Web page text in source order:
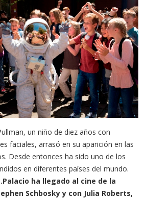
un niño de diez años con
faciales, arrasó en su aparición en las
Desde entonces ha sido uno de los
en diferentes países del mundo.
ha llegado al cine de la
Schbosky y con Julia Roberts,